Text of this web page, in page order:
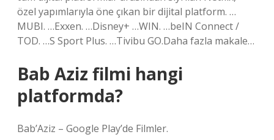
özel yapımlarıyla öne çıkan bir dijital platform. …
MUBI. …Exxen. …Disney+ …WIN. …beIN Connect /
TOD. …S Sport Plus. …Tivibu GO.Daha fazla makale…
Bab Aziz filmi hangi
platformda?
Bab’Aziz – Google Play’de Filmler.